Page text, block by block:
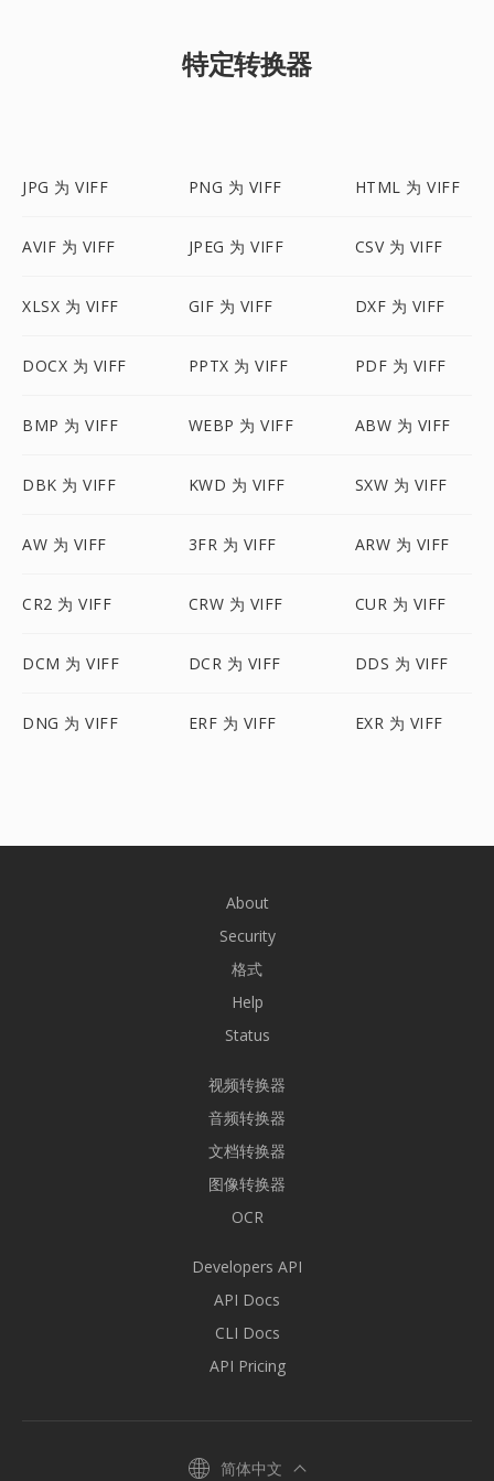
特定转换器
JPG 为 VIFF PNG 为 VIFF HTML 为 VIFF
AVIF 为 VIFF JPEG 为 VIFF CSV 为 VIFF
XLSX 为 VIFF GIF 为 VIFF DXF 为 VIFF
DOCX 为 VIFF PPTX 为 VIFF PDF 为 VIFF
BMP 为 VIFF WEBP 为 VIFF ABW 为 VIFF
DBK 为 VIFF KWD 为 VIFF SXW 为 VIFF
AW 为 VIFF 3FR 为 VIFF ARW 为 VIFF
CR2 为 VIFF CRW 为 VIFF CUR 为 VIFF
DCM 为 VIFF DCR 为 VIFF DDS 为 VIFF
DNG 为 VIFF ERF 为 VIFF EXR 为 VIFF
About
Security
格式
Help
Status
视频转换器
音频转换器
文档转换器
图像转换器
OCR
Developers API
API Docs
CLI Docs
API Pricing
简体中文